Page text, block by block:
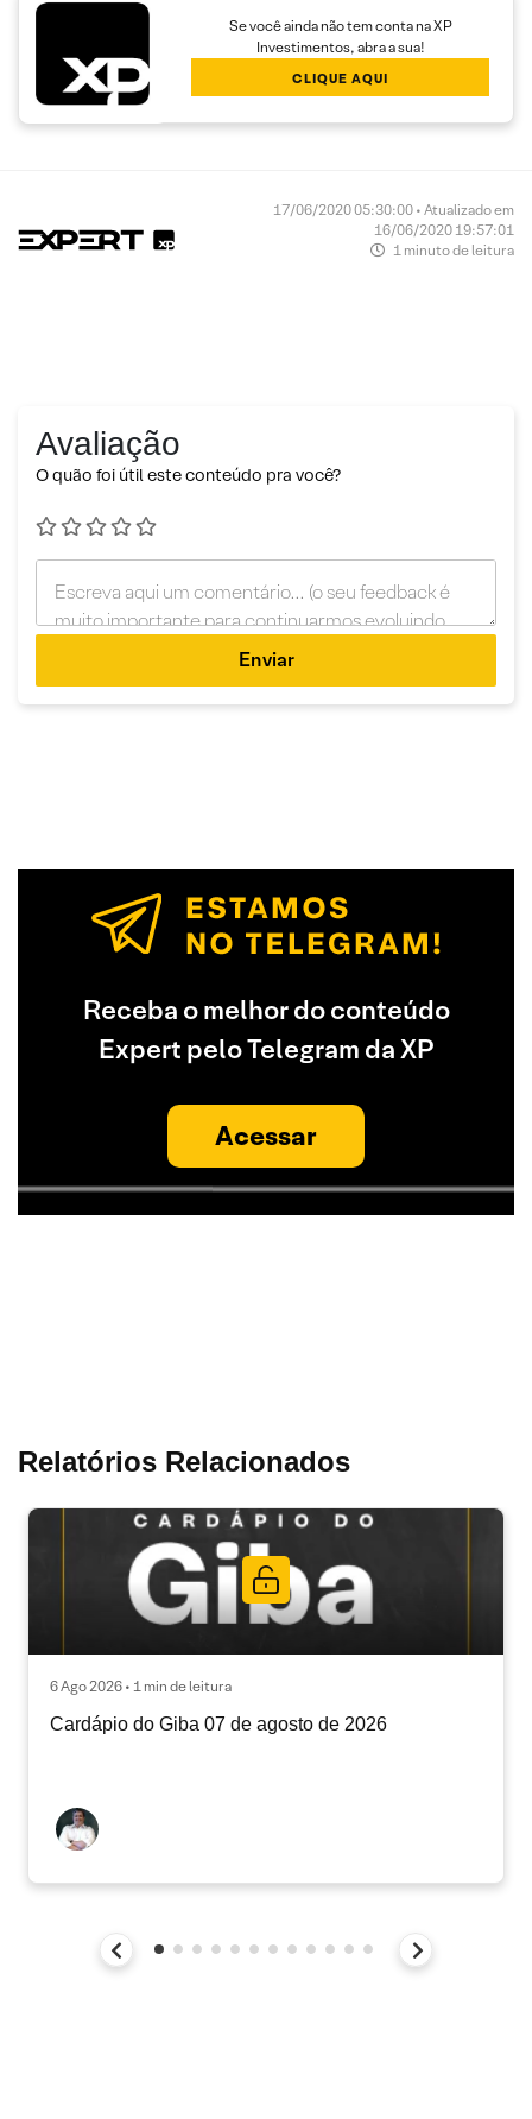
Se você ainda não tem conta na XP
Investimentos, abra a sua!
CLIQUE AQUI
17/06/2020 05:30:00 • Atualizado em
16/06/2020 19:57:01
1 minuto de leitura
Avaliação
O quão foi útil este conteúdo pra você?
Enviar
Receba o melhor do conteúdo
Expert pelo Telegram da XP
Acessar
Relatórios Relacionados
6 Ago 2026 • 1 min de leitura
Cardápio do Giba 07 de agosto de 2026